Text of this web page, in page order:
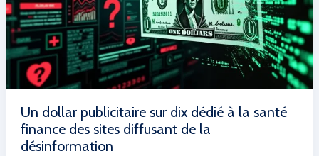
bien-
être
Un dollar publicitaire sur dix dédié à la santé
finance des sites diffusant de la
désinformation